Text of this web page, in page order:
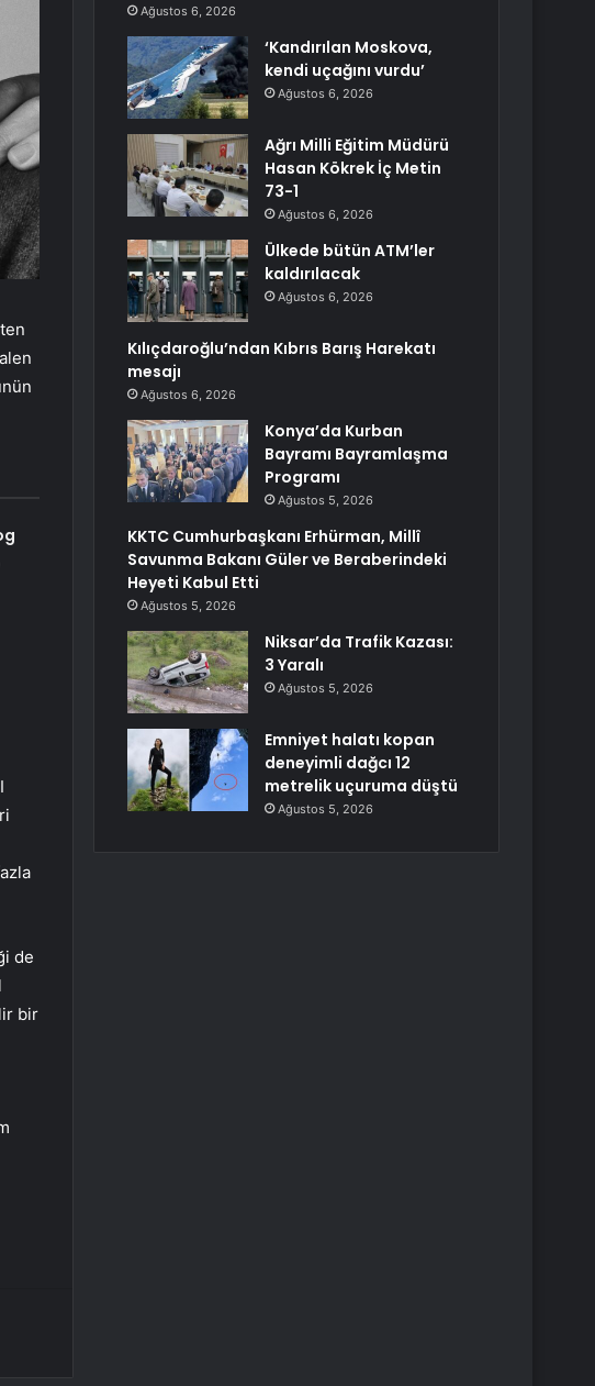
de
bir
Ağustos 6, 2026
‘Kandırılan Moskova,
kendi uçağını vurdu’
Ağustos 6, 2026
Ağrı Milli Eğitim Müdürü
Hasan Kökrek İç Metin
73-1
Ağustos 6, 2026
Ülkede bütün ATM’ler
kaldırılacak
Ağustos 6, 2026
Kılıçdaroğlu’ndan Kıbrıs Barış Harekatı
mesajı
Ağustos 6, 2026
Konya’da Kurban
Bayramı Bayramlaşma
Programı
Ağustos 5, 2026
KKTC Cumhurbaşkanı Erhürman, Millî
Savunma Bakanı Güler ve Beraberindeki
Heyeti Kabul Etti
Ağustos 5, 2026
Niksar’da Trafik Kazası:
3 Yaralı
Ağustos 5, 2026
Emniyet halatı kopan
deneyimli dağcı 12
metrelik uçuruma düştü
Ağustos 5, 2026